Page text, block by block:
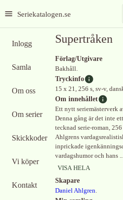
Seriekatalogen.se
Inlogg
Samla
Om oss
Om serier
Skickkoder
Vi köper
Kontakt
Supertråken
Förlag/Utgivare
Bakhåll.
Tryckinfo
15 x 21, 256 s, sv-v,
Om innehållet
Ett nytt seriemästerverk
Denna gång är det inte
tecknad serie-roman,
Ahlgrens
inprickade
vardagshumor och hans
VISA HELA
Skapare
Daniel Ahlgren.